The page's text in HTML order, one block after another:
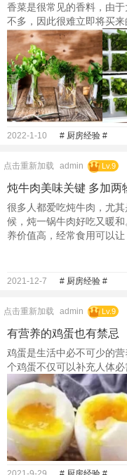
香菜是很常见的香料，由
不多，因此很难立即将买来
2022-1-10 # 厨房经验 #
点击重新加载 admin Lv.9
炖牛肉美味关键 多加两
很多人都爱吃炖牛肉，尤
候，炖一锅牛肉好吃又暖
养价值高，经常食用可以让
2021-12-7 # 厨房经验 #
点击重新加载 admin Lv.9
有营养的鸡蛋也有禁忌
鸡蛋是生活中必不可少的
个鸡蛋不仅可以补充人体必